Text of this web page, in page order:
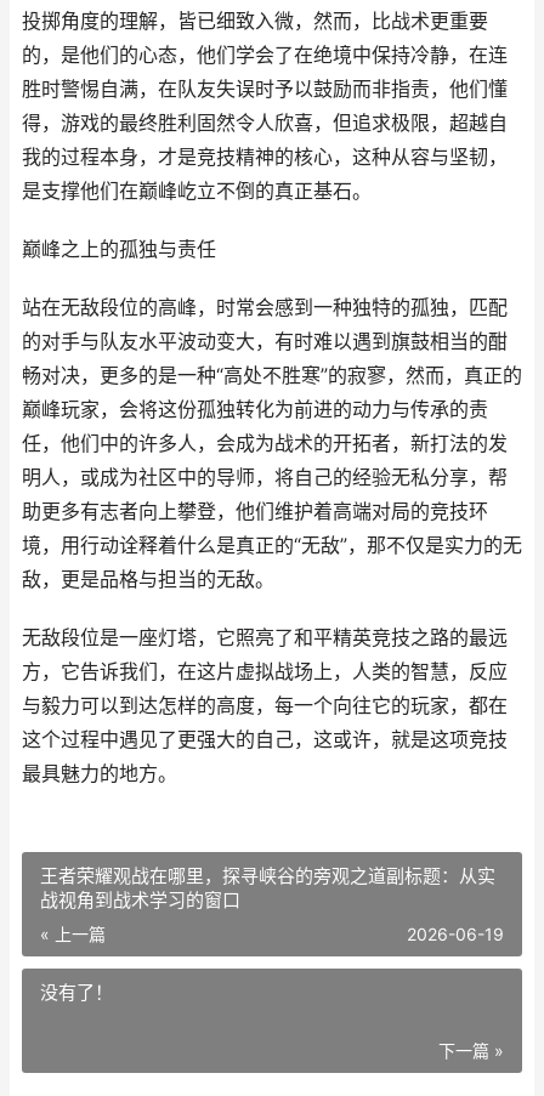
投掷角度的理解，皆已细致入微，然而，比战术更重要
的，是他们的心态，他们学会了在绝境中保持冷静，在连
胜时警惕自满，在队友失误时予以鼓励而非指责，他们懂
得，游戏的最终胜利固然令人欣喜，但追求极限，超越自
我的过程本身，才是竞技精神的核心，这种从容与坚韧，
是支撑他们在巅峰屹立不倒的真正基石。
巅峰之上的孤独与责任
站在无敌段位的高峰，时常会感到一种独特的孤独，匹配
的对手与队友水平波动变大，有时难以遇到旗鼓相当的酣
畅对决，更多的是一种“高处不胜寒”的寂寥，然而，真正的
巅峰玩家，会将这份孤独转化为前进的动力与传承的责
任，他们中的许多人，会成为战术的开拓者，新打法的发
明人，或成为社区中的导师，将自己的经验无私分享，帮
助更多有志者向上攀登，他们维护着高端对局的竞技环
境，用行动诠释着什么是真正的“无敌”，那不仅是实力的无
敌，更是品格与担当的无敌。
无敌段位是一座灯塔，它照亮了和平精英竞技之路的最远
方，它告诉我们，在这片虚拟战场上，人类的智慧，反应
与毅力可以到达怎样的高度，每一个向往它的玩家，都在
这个过程中遇见了更强大的自己，这或许，就是这项竞技
最具魅力的地方。
王者荣耀观战在哪里，探寻峡谷的旁观之道副标题：从实
战视角到战术学习的窗口
« 上一篇 2026-06-19
没有了！
下一篇 »